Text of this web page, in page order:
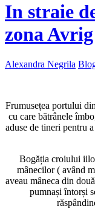
In straie
zona Avrig
Alexandra Negrila
Frumusețea portului
cu care bătrânele
aduse de tineri pentru
Bogăția croiului
mânecilor ( având
aveau mâneca din
pumnași întorși